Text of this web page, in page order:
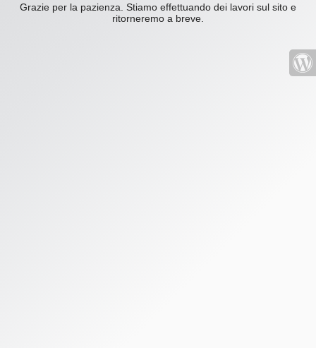
Grazie per la pazienza. Stiamo effettuando dei lavori sul sito e
ritorneremo a breve.